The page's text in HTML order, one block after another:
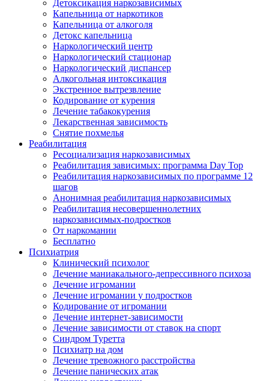
Детоксикация наркозависимых
Капельница от наркотиков
Капельница от алкоголя
Детокс капельница
Наркологический центр
Наркологический стационар
Наркологический диспансер
Алкогольная интоксикация
Экстренное вытрезвление
Кодирование от курения
Лечение табакокурения
Лекарственная зависимость
Снятие похмелья
Реабилитация
Ресоциализация наркозависимых
Реабилитация зависимых: программа Day Top
Реабилитация наркозависимых по программе 12
шагов
Анонимная реабилитация наркозависимых
Реабилитация несовершеннолетних
наркозависимых-подростков
От наркомании
Бесплатно
Психиатрия
Клинический психолог
Лечение маниакального-депрессивного психоза
Лечение игромании
Лечение игромании у подростков
Кодирование от игромании
Лечение интернет-зависимости
Лечение зависимости от ставок на спорт
Синдром Туретта
Психиатр на дом
Лечение тревожного расстройства
Лечение панических атак